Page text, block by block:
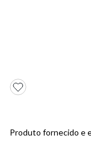
Produto fornecido e